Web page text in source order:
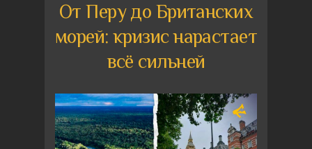
От Перу до Британских
морей: кризис нарастает
всё сильней